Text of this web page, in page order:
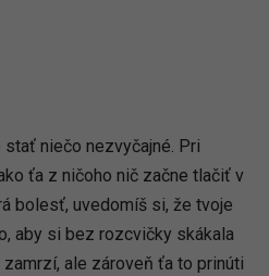
niečo nezvyčajné. Pri
ťa z ničoho nič začne tlačiť v
bolesť, uvedomíš si, že tvoje
aby si bez rozcvičky skákala
ale zároveň ťa to prinúti